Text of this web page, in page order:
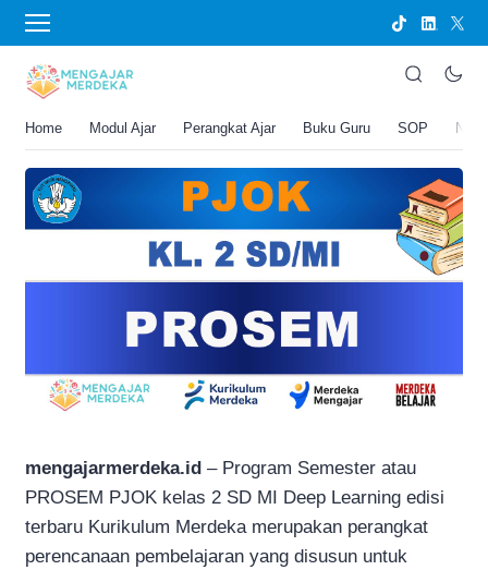
Home Modul Ajar Perangkat Ajar Buku Guru SOP
BERANDA
PROSEM PJOK Kelas 2 SD/MI
23 Februari 2026 12:39 pm . 2 menit membaca
mengajarmerdeka.id – Program Semester atau
PROSEM PJOK kelas 2 SD MI Deep Learning edisi
terbaru Kurikulum Merdeka merupakan perangkat
perencanaan pembelajaran yang disusun untuk